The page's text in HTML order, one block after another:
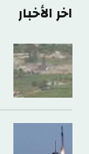
اخر الأخبار